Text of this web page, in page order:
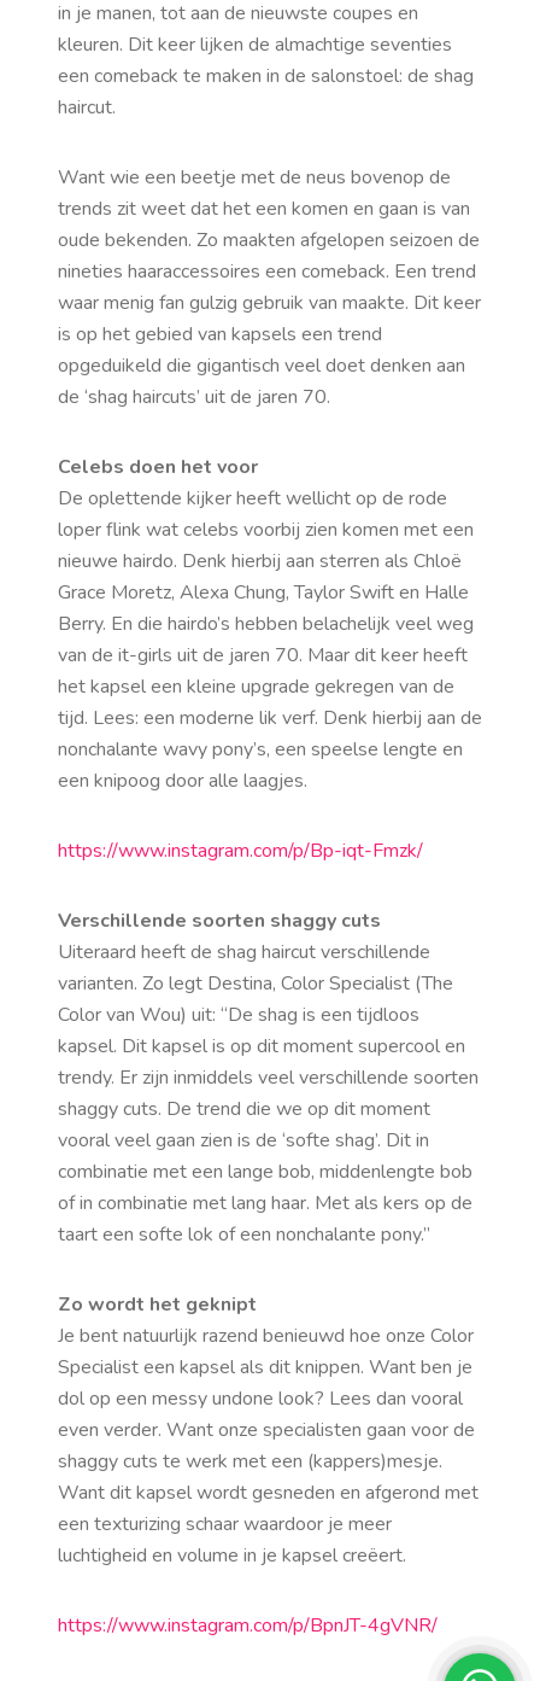
in je manen, tot aan de nieuwste coupes en
kleuren. Dit keer lijken de almachtige seventies
een comeback te maken in de salonstoel: de shag
haircut.
Want wie een beetje met de neus bovenop de
trends zit weet dat het een komen en gaan is van
oude bekenden. Zo maakten afgelopen seizoen de
nineties haaraccessoires een comeback. Een trend
waar menig fan gulzig gebruik van maakte. Dit keer
is op het gebied van kapsels een trend
opgeduikeld die gigantisch veel doet denken aan
de ‘shag haircuts’ uit de jaren 70.
Celebs doen het voor
De oplettende kijker heeft wellicht op de rode
loper flink wat celebs voorbij zien komen met een
nieuwe hairdo. Denk hierbij aan sterren als Chloë
Grace Moretz, Alexa Chung, Taylor Swift en Halle
Berry. En die hairdo’s hebben belachelijk veel weg
van de it-girls uit de jaren 70. Maar dit keer heeft
het kapsel een kleine upgrade gekregen van de
tijd. Lees: een moderne lik verf. Denk hierbij aan de
nonchalante wavy pony’s, een speelse lengte en
een knipoog door alle laagjes.
https://www.instagram.com/p/Bp-iqt-Fmzk/
Verschillende soorten shaggy cuts
Uiteraard heeft de shag haircut verschillende
varianten. Zo legt Destina, Color Specialist (The
Color van Wou) uit: “De shag is een tijdloos
kapsel. Dit kapsel is op dit moment supercool en
trendy. Er zijn inmiddels veel verschillende soorten
shaggy cuts. De trend die we op dit moment
vooral veel gaan zien is de ‘softe shag’. Dit in
combinatie met een lange bob, middenlengte bob
of in combinatie met lang haar. Met als kers op de
taart een softe lok of een nonchalante pony.”
Zo wordt het geknipt
Je bent natuurlijk razend benieuwd hoe onze Color
Specialist een kapsel als dit knippen. Want ben je
dol op een messy undone look? Lees dan vooral
even verder. Want onze specialisten gaan voor de
shaggy cuts te werk met een (kappers)mesje.
Want dit kapsel wordt gesneden en afgerond met
een texturizing schaar waardoor je meer
luchtigheid en volume in je kapsel creëert.
https://www.instagram.com/p/BpnJT-4gVNR/